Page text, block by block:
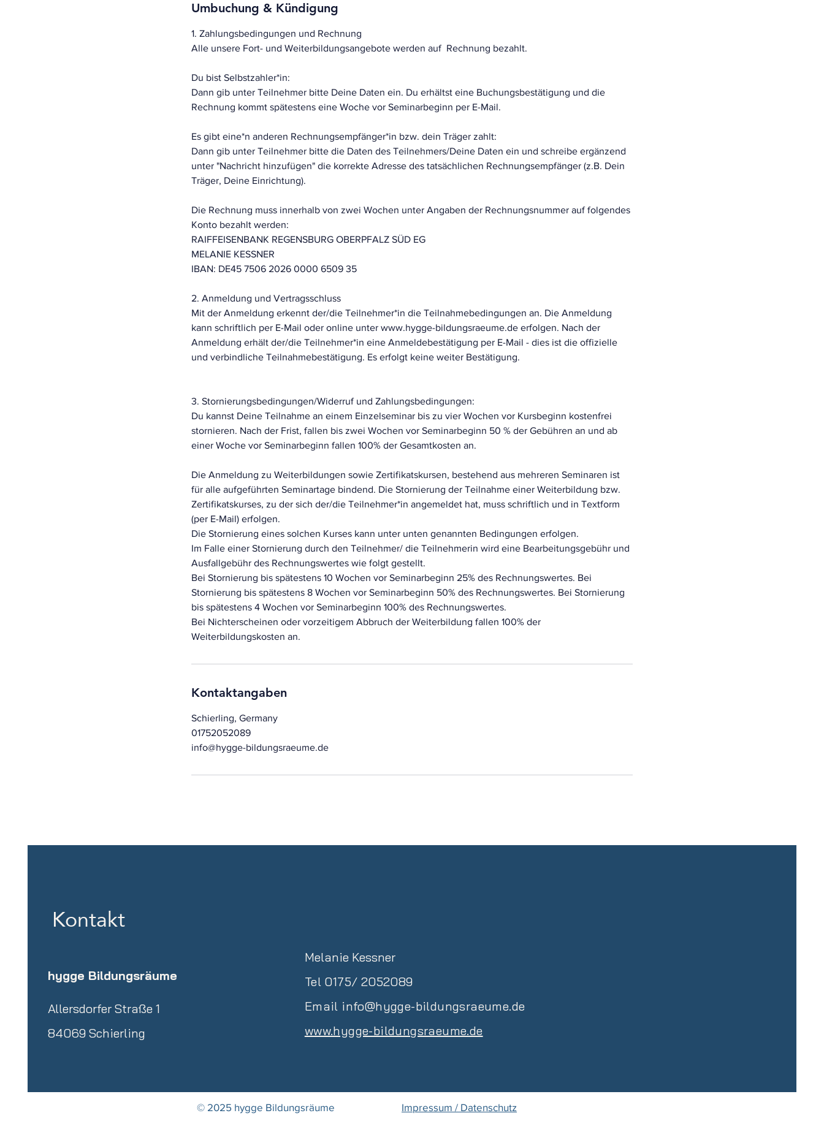
Umbuchung & Kündigung
1. Zahlungsbedingungen und Rechnung
Alle unsere Fort- und Weiterbildungsangebote werden auf Rechnung bezahlt.
Du bist Selbstzahler*in:
Dann gib unter Teilnehmer bitte Deine Daten ein. Du erhältst eine Buchungsbestätigung und die
Rechnung kommt spätestens eine Woche vor Seminarbeginn per E-Mail.
Es gibt eine*n anderen Rechnungsempfänger*in bzw. dein Träger zahlt:
Dann gib unter Teilnehmer bitte die Daten des Teilnehmers/Deine Daten ein und schreibe ergänzend
unter "Nachricht hinzufügen" die korrekte Adresse des tatsächlichen Rechnungsempfänger (z.B. Dein
Träger, Deine Einrichtung).
Die Rechnung muss innerhalb von zwei Wochen unter Angaben der Rechnungsnummer auf folgendes
Konto bezahlt werden:
RAIFFEISENBANK REGENSBURG OBERPFALZ SÜD EG
MELANIE KESSNER
IBAN: DE45 7506 2026 0000 6509 35
2. Anmeldung und Vertragsschluss
Mit der Anmeldung erkennt der/die Teilnehmer*in die Teilnahmebedingungen an. Die Anmeldung
kann schriftlich per E-Mail oder online unter www.hygge-bildungsraeume.de erfolgen. Nach der
Anmeldung erhält der/die Teilnehmer*in eine Anmeldebestätigung per E-Mail - dies ist die offizielle
und verbindliche Teilnahmebestätigung. Es erfolgt keine weiter Bestätigung.
3. Stornierungsbedingungen/Widerruf und Zahlungsbedingungen:
Du kannst Deine Teilnahme an einem Einzelseminar bis zu vier Wochen vor Kursbeginn kostenfrei
stornieren. Nach der Frist, fallen bis zwei Wochen vor Seminarbeginn 50 % der Gebühren an und ab
einer Woche vor Seminarbeginn fallen 100% der Gesamtkosten an.
Die Anmeldung zu Weiterbildungen sowie Zertifikatskursen, bestehend aus mehreren Seminaren ist
für alle aufgeführten Seminartage bindend. Die Stornierung der Teilnahme einer Weiterbildung bzw.
Zertifikatskurses, zu der sich der/die Teilnehmer*in angemeldet hat, muss schriftlich und in Textform
(per E-Mail) erfolgen.
Die Stornierung eines solchen Kurses kann unter unten genannten Bedingungen erfolgen.
Im Falle einer Stornierung durch den Teilnehmer/ die Teilnehmerin wird eine Bearbeitungsgebühr und
Ausfallgebühr des Rechnungswertes wie folgt gestellt.
Bei Stornierung bis spätestens 10 Wochen vor Seminarbeginn 25% des Rechnungswertes. Bei
Stornierung bis spätestens 8 Wochen vor Seminarbeginn 50% des Rechnungswertes. Bei Stornierung
bis spätestens 4 Wochen vor Seminarbeginn 100% des Rechnungswertes.
Bei Nichterscheinen oder vorzeitigem Abbruch der Weiterbildung fallen 100% der
Weiterbildungskosten an.
Kontaktangaben
Schierling, Germany
01752052089
info@hygge-bildungsraeume.de
Kontakt
hygge Bildungsräume
Allersdorfer Straße 1
84069 Schierling
Melanie Kessner
Tel 0175/ 2052089
Email info@hygge-bildungsraeume.de
www.hygge-bildungsraeume.de
© 2025 hygge Bildungsräume Impressum / Datenschutz